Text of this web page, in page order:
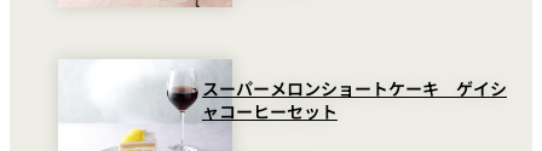
スーパーメロンショートケーキ ゲイシ
ャコーヒーセット